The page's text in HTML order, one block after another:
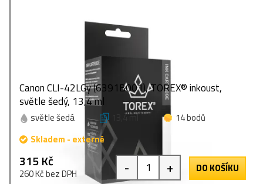
Canon CLI-42LGy (6391B001), TOREX® inkoust,
světle šedý, 13,4 ml
světle šedá 13,4 ml
14 bodů
Skladem - externě
315 Kč
260 Kč bez DPH - + DO KOŠÍKU